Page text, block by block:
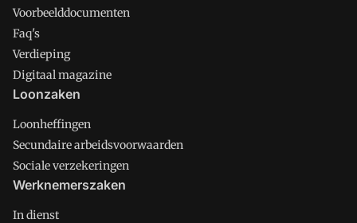
Voorbeelddocumenten
Faq's
Verdieping
Digitaal magazine
Loonzaken
Loonheffingen
Secundaire arbeidsvoorwaarden
Sociale verzekeringen
Werknemerszaken
In dienst